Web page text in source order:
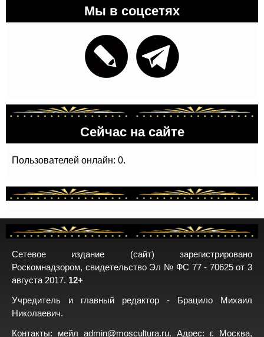
Мы в соцсетях
Сейчас на сайте
Пользователей онлайн: 0.
Сетевое издание (сайт) зарегистрировано
Роскомнадзором, свидетельство Эл № ФС 77 - 70625 от 3
августа 2017. 12+
Учредитель и главный редактор - Брацило Михаил
Николаевич.
Контакты: мейл admin@moscultura.ru. Адрес: г. Москва,